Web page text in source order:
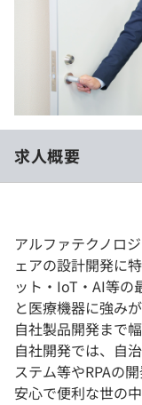
法人向けプラン
学校向けプラン
契約内容・クーポン
求人概要
アルファテクノロ
ェアの設計開発に
ット・IoT・AI等の
と医療機器に強み
自社製品開発まで
自社開発では、自
ステム等やRPAの
安心で便利な世の